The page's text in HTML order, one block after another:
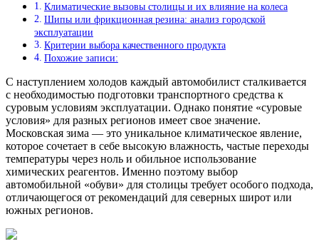
Климатические вызовы столицы и их влияние на колеса
Шипы или фрикционная резина: анализ городской
эксплуатации
Критерии выбора качественного продукта
Похожие записи:
С наступлением холодов каждый автомобилист сталкивается
с необходимостью подготовки транспортного средства к
суровым условиям эксплуатации. Однако понятие «суровые
условия» для разных регионов имеет свое значение.
Московская зима — это уникальное климатическое явление,
которое сочетает в себе высокую влажность, частые переходы
температуры через ноль и обильное использование
химических реагентов. Именно поэтому выбор
автомобильной «обуви» для столицы требует особого подхода,
отличающегося от рекомендаций для северных широт или
южных регионов.